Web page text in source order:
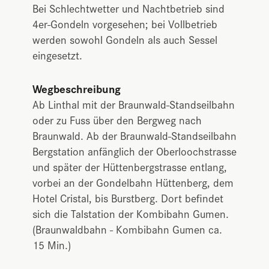
Bei Schlechtwetter und Nachtbetrieb sind
4er-Gondeln vorgesehen; bei Vollbetrieb
werden sowohl Gondeln als auch Sessel
eingesetzt.
Wegbeschreibung
Ab Linthal mit der Braunwald-Standseilbahn
oder zu Fuss über den Bergweg nach
Braunwald. Ab der Braunwald-Standseilbahn
Bergstation anfänglich der Oberloochstrasse
und später der Hüttenbergstrasse entlang,
vorbei an der Gondelbahn Hüttenberg, dem
Hotel Cristal, bis Burstberg. Dort befindet
sich die Talstation der Kombibahn Gumen.
(Braunwaldbahn - Kombibahn Gumen ca.
15 Min.)